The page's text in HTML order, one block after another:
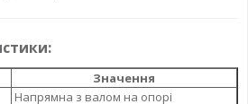
Значення
Напрямна з валом на опорі